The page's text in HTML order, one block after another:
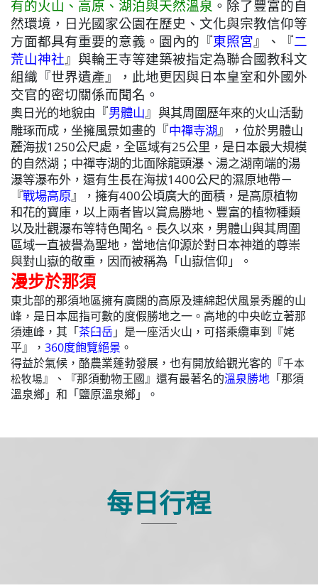
有的火山、高原、湖泊與天然溫泉 。除了豐富的自
然環境， 日光國家公園在歷史、文化與宗教信仰等
方面都具有重要的意義 。園內的 『東照宮』 、 『二
荒山神社』 與輪王寺等建築被指定為聯合國教科文
組織 『世界遺產』
，此地更因與日本皇室和外國外
交官的密切關係而聞名。
奧日光的地貌由 『男體山』 與其周圍歷年來的火山活動
雕琢而成，坐擁風景如畫的 『中禪寺湖』 ， 位於男體山
麓海拔1250公尺處，全區域有25公里，是日本最大規模
的自然湖； 中禪寺湖的北面除龍頭瀑、湯之湖南端的湯
瀑等瀑布外 ，還有生長在海拔1400公尺的濕原地帶－
『戰場高原』
，擁有400公頃廣大的面積，是高原植物
和花的寶庫 ， 以上兩者皆以賞鳥勝地、豐富的植物種類
以及壯觀瀑布等特色聞名 。長久以來，男體山與其周圍
區域一直被譽為聖地，當地信仰源於對日本神道的尊崇
與對山嶽的敬重，因而被稱為「山嶽信仰」。
漫步於那須
東北部的那須地區擁有廣闊的高原及連綿起伏風景秀麗的山
峰，是日本屈指可數的度假勝地之一。高地的中央屹立著那
須連峰，其「茶臼岳」是一座活火山，可搭乘纜車到 『姥
平』
， 360度飽覽絕景 。
得益於氣候，酪農業蓬勃發展，也有開放給觀光客的 『千本
松牧場』、『那須動物王國』 還有最著名的溫泉勝地 「那須
溫泉鄉」和「鹽原溫泉鄉」。
每日行程